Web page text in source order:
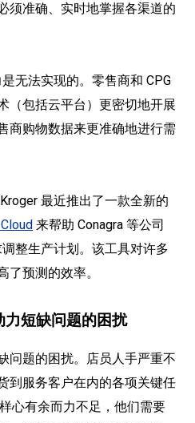
须准确、实时地掌握各渠道的
无法实现的。零售商和 CPG
（包括云平台）更密切地开展
商购物数据来更准确地进行需
最近推出了一款全新的
来帮助 Conagra 等公司
整生产计划。该工具对许多
了预测的效率。
短缺问题的困扰
问题的困扰。店员人手严重不
到服务客户在内的各项关键任
心有余而力不足，他们需要